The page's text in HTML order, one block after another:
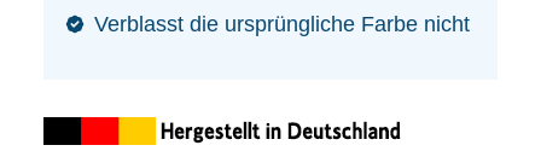
Verblasst die ursprüngliche Farbe nicht